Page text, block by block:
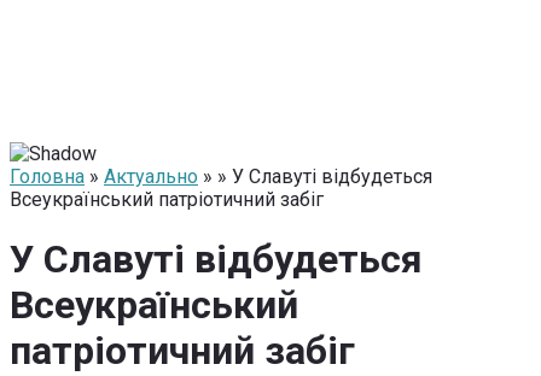
Головна » Актуально » » У Славуті відбудеться
Всеукраїнський патріотичний забіг
У Славуті відбудеться
Всеукраїнський
патріотичний забіг